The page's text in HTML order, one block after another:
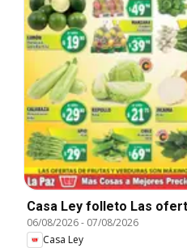
Casa Ley folleto Las
06/08/2026- 07/08/2026
Casa Ley